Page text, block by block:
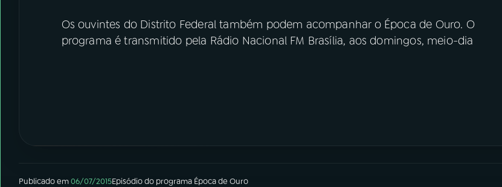
Os ouvintes do Distrito Federal também podem acompanhar o Época de Ouro. O
programa é transmitido pela Rádio Nacional FM Brasília, aos domingos, meio-dia
Publicado em06/07/2015Episódiodo programa Época de Ouro